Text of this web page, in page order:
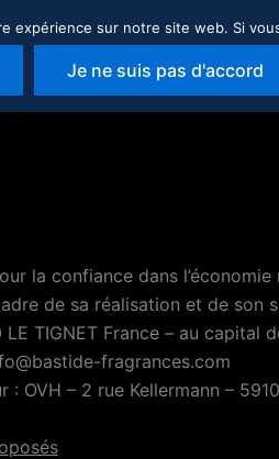
NOS SECTEURS
la confiance dans
de sa réalisation et de son
TIGNET France – au
fragrances.com
OVH – 2 rue Kellermann –
expérience sur notre site web. Si
Je ne suis pas d'accord